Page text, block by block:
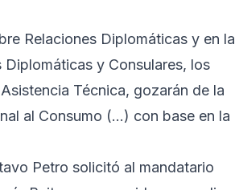
Relaciones Diplomáticas y en la
y Consulares, los
Técnica, gozarán de la
al Consumo (…) con base en la
Petro solicitó al mandatario